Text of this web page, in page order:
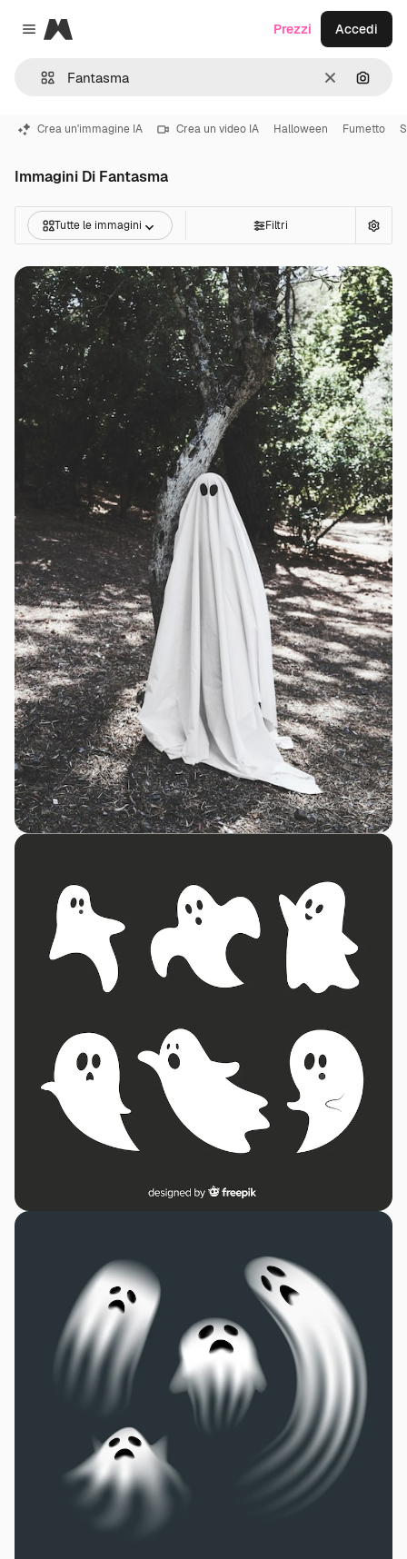
Close menu
Magnific
CancellaCerca
Prezzi Accedi
Crea un'immagine IA Crea un video IA Halloween Fumetto
Immagini Di Fantasma
Tutte le immagini Filtri